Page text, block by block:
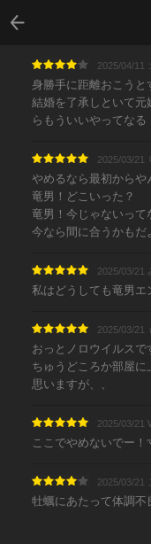
戻る
2025/04/11
身勝手に距離おこうと
結婚を了承しといて元
らもういいやってなる
2025/03/21
やめるなら最初からや
竜男！どこいった？
竜男！今じゃないって
今なら間に合うかもだ
2025/03/21
私はどうしても竜男エ
2025/03/21
おっとノロウイルスで
ちゅうどころか部屋に
思いますが、、
2025/03/21
ここでやめないでー！
2025/03/21
牡蠣にあたって体調不